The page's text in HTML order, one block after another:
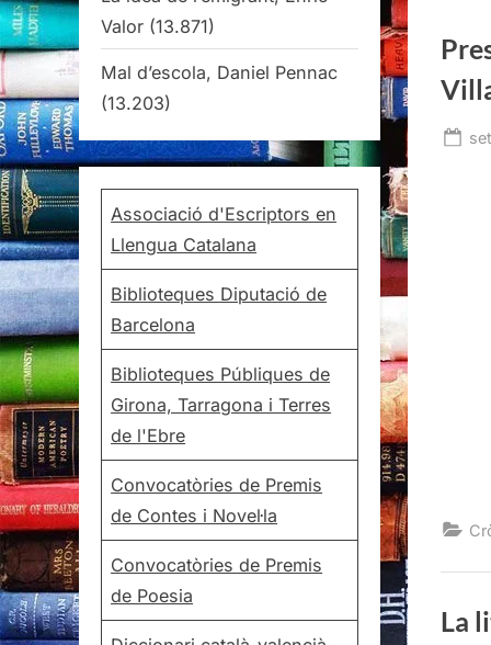
La
Valor (13.871)
Mal d’escola, Daniel Pennac
(13.203)
Associació d'Escriptors en
Llengua Catalana
Biblioteques Diputació de
Barcelona
Biblioteques Públiques de
Girona, Tarragona i Terres
de l'Ebre
Convocatòries de Premis
de Contes i Novel·la
Convocatòries de Premis
de Poesia